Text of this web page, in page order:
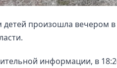
детей произошла вечером
информации, в